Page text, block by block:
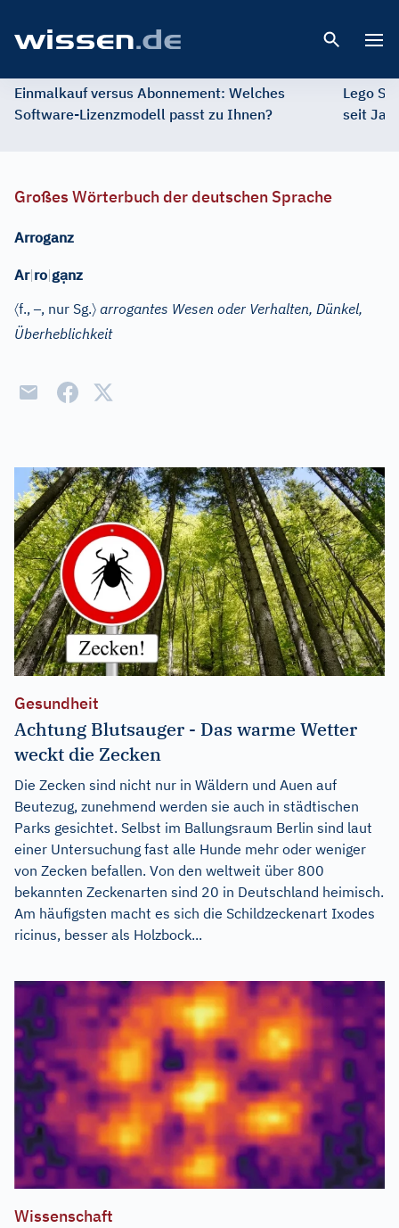
Einmalkauf versus Abonnement: Welches
Software-Lizenzmodell passt zu Ihnen?
Lego
seit
Großes Wörterbuch der deutschen Sprache
Arroganz
Ar|ro|gạnz
〈f.,–, nur Sg.〉 arrogantes Wesen oder Verhalten, Dünkel,
Überheblichkeit
Gesundheit
Achtung Blutsauger - Das warme Wetter
weckt die Zecken
Die Zecken sind nicht nur in Wäldern und Auen auf
Beutezug, zunehmend werden sie auch in städtischen
Parks gesichtet. Selbst im Ballungsraum Berlin sind laut
einer Untersuchung fast alle Hunde mehr oder weniger
von Zecken befallen. Von den weltweit über 800
bekannten Zeckenarten sind 20 in Deutschland heimisch.
Am häufigsten macht es sich die Schildzeckenart Ixodes
ricinus, besser als Holzbock...
Wissenschaft